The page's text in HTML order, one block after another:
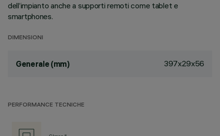
dell’impianto anche a supporti remoti come tablet e
smartphones.
DIMENSIONI
Generale (mm) 397x29x56
PERFORMANCE TECNICHE